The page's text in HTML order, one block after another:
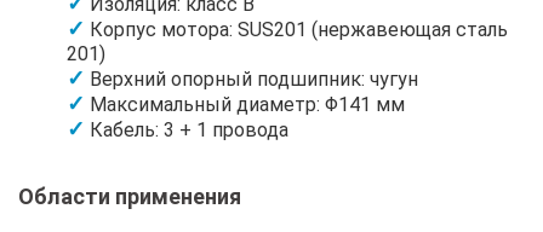
Корпус мотора: SUS201 (нержавеющая сталь
201)
Верхний опорный подшипник: чугун
Максимальный диаметр: Φ141 мм
Кабель: 3 + 1 провода
Области применения